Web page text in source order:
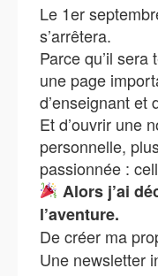
Le 1er
s’arrêtera.
Parce qu’il
une page
d’enseignant et
Et d’ouvrir une
personnelle,
passionnée :
Alors j’ai
l’aventure.
De créer ma
Une newsletter